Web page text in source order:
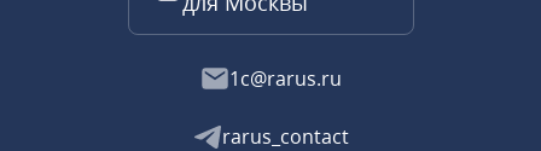
1c@rarus.ru
rarus_contact